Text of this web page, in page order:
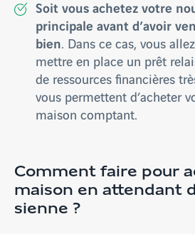
Soit vous achetez votre
principale avant d’avoir
bien. Dans ce cas, vous
mettre en place un prêt
de ressources financières
vous permettent d’acheter
maison comptant.
Comment faire pour
maison en attendant
sienne ?